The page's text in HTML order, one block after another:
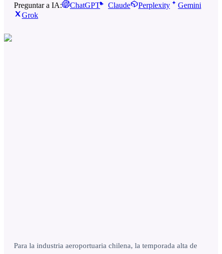
Preguntar a IA:
ChatGPT Claude Perplexity
Gemini
Grok
Para la industria aeroportuaria chilena, la temporada alta de